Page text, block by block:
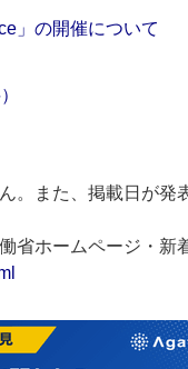
」の開催について
。また、掲載日が発
省ホームページ・